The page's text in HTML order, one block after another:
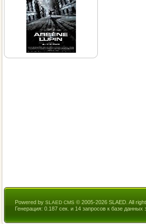
Powered by SLAED CMS © 2005-2026 SLAED. All
Генерация: 0.187 сек. и 14 запросов к базе данных